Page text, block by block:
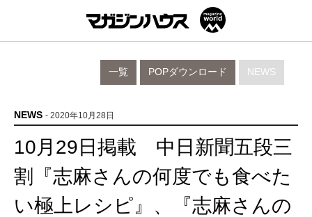
NEWS
POPダウンロード
一覧
NEWS - 2020年10月28日
10月29日掲載 中日新聞五段三
割『志麻さんの何度でも食べた
い極上レシピ』、『志麻さんの